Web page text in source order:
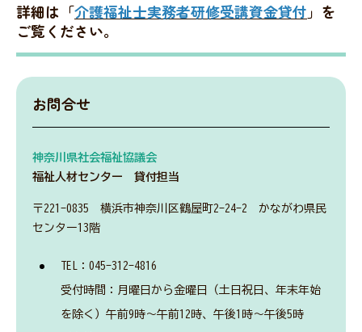
詳細は「介護福祉士実務者研修受講資金貸付 」を
ご覧ください。
お問合せ
神奈川県社会福祉協議会
福祉人材センター 貸付担当
〒221-0835 横浜市神奈川区鶴屋町2-24-2 かながわ県民
センター13階
TEL：045-312-4816
受付時間：月曜日から金曜日（土日祝日、年末年始
を除く）午前9時～午前12時、午後1時～午後5時
ニュース
福祉に関する図書のあっせん・紹介
神奈川県社協公式SNS
採用情報
所在地・連絡先